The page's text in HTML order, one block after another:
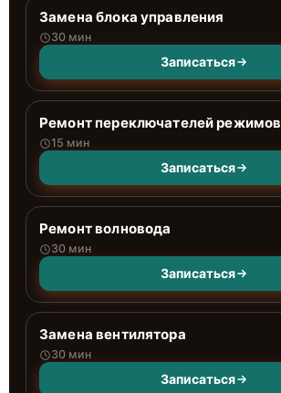
Замена блока управления
30 мин
Записаться
Ремонт переключателей режимов
15 мин
Записаться
Ремонт волновода
30 мин
Записаться
Замена вентилятора
30 мин
Записаться